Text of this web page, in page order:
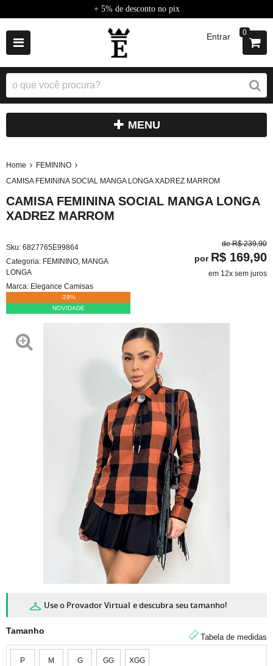
+ 5% de desconto no pix
Entrar 0
MENU
Home
FEMININO
CAMISA FEMININA SOCIAL MANGA LONGA XADREZ MARROM
CAMISA FEMININA SOCIAL MANGA LONGA
XADREZ MARROM
Sku: 6827765E99864
Categoria: FEMININO, MANGA
LONGA
Marca: Elegance Camisas
-29%
NOVIDADE
de R$ 239,90
por R$ 169,90
em 12x sem juros
Use o Provador Virtual e descubra seu tamanho!
Tamanho
Tabela de medidas
P M G GG XGG